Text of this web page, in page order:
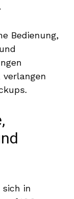
Bedienung,
verlangen
sich in